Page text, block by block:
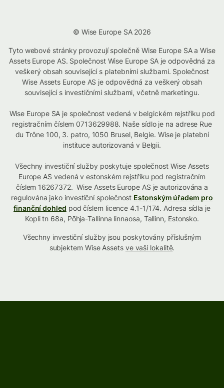
© Wise Europe SA 2026
Tyto webové stránky provozují společně Wise Europe SA a Wise
Assets Europe AS. Společnost Wise Europe SA je odpovědná za
veškerý obsah související s platebními službami. Společnost
Wise Assets Europe AS je odpovědná za veškerý obsah
související s investičními službami, včetně marketingu.
Wise Europe SA je společnost vedená v belgickém rejstříku pod
registračním číslem 0713629988. Naše sídlo je na adrese Rue
du Trône 100, 3. patro, 1050 Brusel, Belgie. Wise je platební
instituce autorizovaná v Belgii.
Všechny investiční služby poskytuje společnost Wise Assets
Europe AS vedená v estonském rejstříku pod registračním
číslem 16267372. Wise Assets Europe AS je autorizována a
regulována jako investiční společnost Estonským úřadem pro
finanční dohled pod číslem licence 4.1-1/174. Adresa sídla je
Kopli tn 68a, Põhja-Tallinna linnaosa, Tallinn, Estonsko.
Všechny investiční služby jsou poskytovány příslušným
subjektem Wise Assets ve vaší lokalitě.